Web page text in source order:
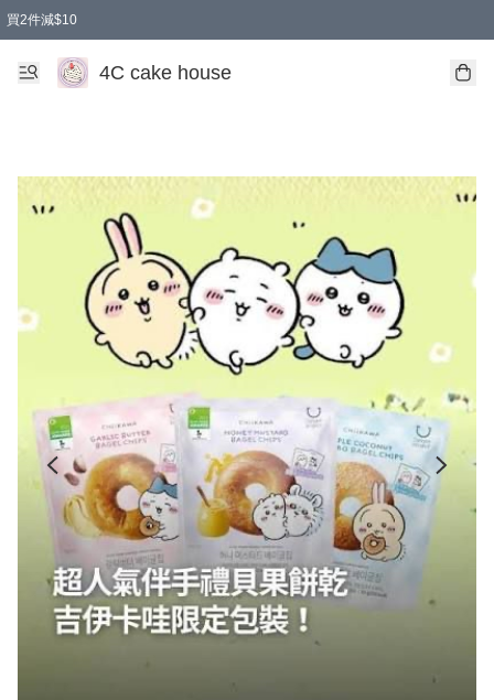
買2件減$10
任選兩件減$10
買兩盒減$10
買兩件減$10
買2件減$10
4C cake house